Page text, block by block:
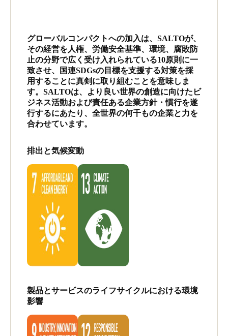
グローバルコンパクトへの加入は、SALTOが、
その経営を人権、労働安全基準、環境、腐敗防
止の分野で広く受け入れられている10原則に一
致させ、国連SDGsの目標を支援する対策を採
用することに真剣に取り組むことを意味しま
す。SALTOは、より良い世界の創造に向けたビ
ジネス活動および責任ある企業方針・慣行を遂
行するにあたり、全世界の何千もの企業と力を
合わせています。
排出と気候変動
製品とサービスのライフサイクルにおける環境
影響